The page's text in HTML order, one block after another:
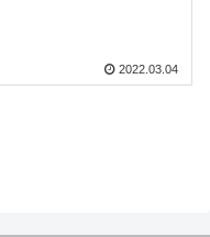
2022.03.04